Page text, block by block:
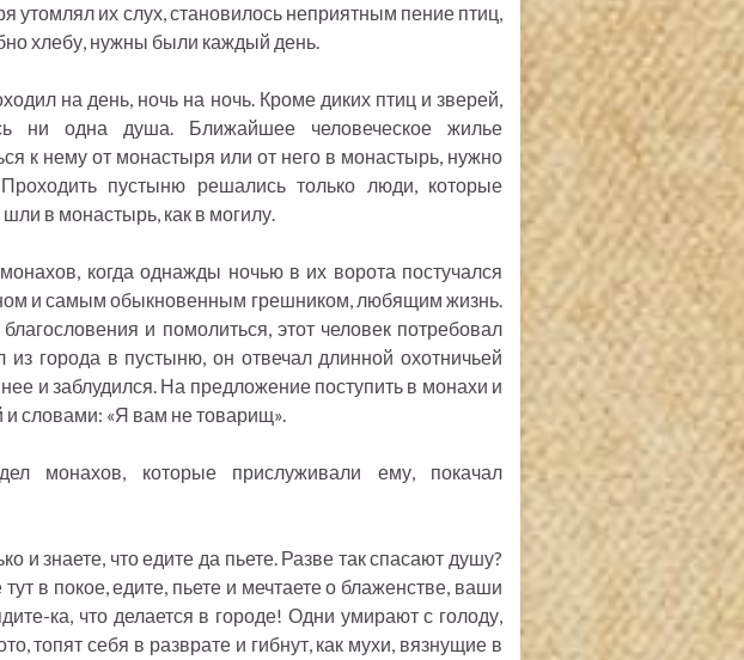
утомлял их слух, становилось неприятным пение птиц,
хлебу, нужны были каждый день.
на день, ночь на ночь. Кроме диких птиц и зверей,
ни одна душа. Ближайшее человеческое жилье
к нему от монастыря или от него в монастырь, нужно
пустыню решались только люди, которые
в монастырь, как в могилу.
когда однажды ночью в их ворота постучался
и самым обыкновенным грешником, любящим жизнь.
и помолиться, этот человек потребовал
города в пустыню, он отвечал длинной охотничьей
и заблудился. На предложение поступить в монахи и
и словами: «Я вам не товарищ».
монахов, которые прислуживали ему, покачал
и знаете, что едите да пьете. Разве так спасают душу?
в покое, едите, пьете и мечтаете о блаженстве, ваши
ка, что делается в городе! Одни умирают с голоду,
топят себя в разврате и гибнут, как мухи, вязнущие в